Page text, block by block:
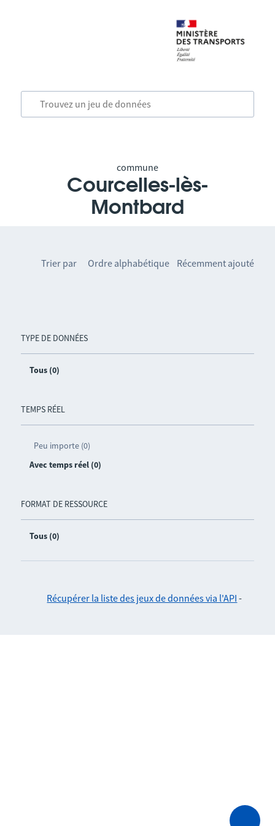
commune
Courcelles-lès-
Montbard
TYPE DE DONNÉES
Tous (0)
TEMPS RÉEL
Peu importe (0)
Avec temps réel (0)
FORMAT DE RESSOURCE
Tous (0)
Trier par Ordre alphabétique Récemment ajouté
Récupérer la liste des jeux de données via l'API -